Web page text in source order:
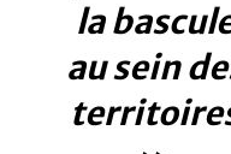
la
au sein